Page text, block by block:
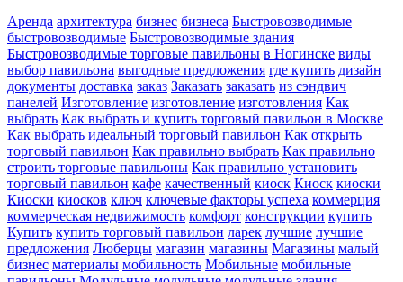
Аренда архитектура бизнес бизнеса Быстровозводимые
быстровозводимые Быстровозводимые здания
Быстровозводимые торговые павильоны в Ногинске виды
выбор павильона выгодные предложения где купить дизайн
документы доставка заказ Заказать заказать из сэндвич
панелей Изготовление изготовление изготовления Как
выбрать Как выбрать и купить торговый павильон в Москве
Как выбрать идеальный торговый павильон Как открыть
торговый павильон Как правильно выбрать Как правильно
строить торговые павильоны Как правильно установить
торговый павильон кафе качественный киоск Киоск киоски
Киоски киосков ключ ключевые факторы успеха коммерция
коммерческая недвижимость комфорт конструкции купить
Купить купить торговый павильон ларек лучшие лучшие
предложения Люберцы магазин магазины Магазины малый
бизнес материалы мобильность Мобильные мобильные